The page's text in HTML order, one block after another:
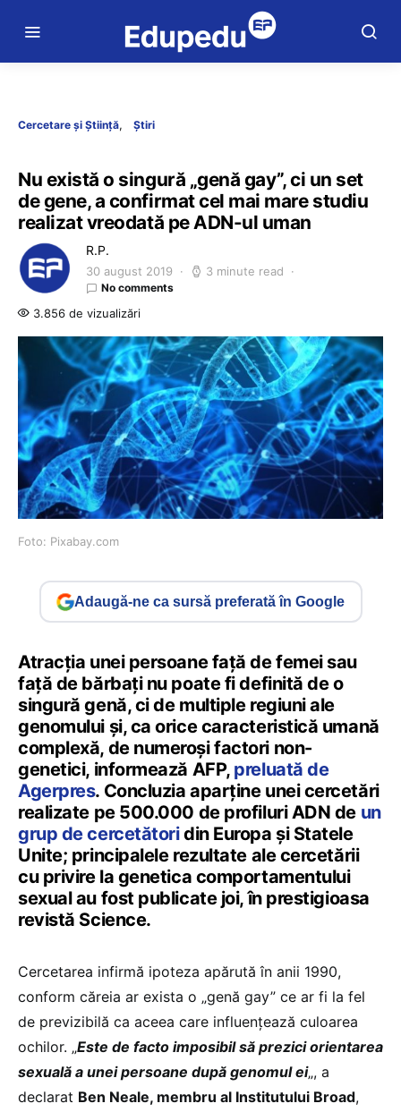
Cercetare și Știință Știri
Nu există o singură „genă gay”, ci un set
de gene, a confirmat cel mai mare studiu
realizat vreodată pe ADN-ul uman
R.P.
30 august 2019 3 minute read
No comments
3.856 de vizualizări
Foto: Pixabay.com
Adaugă-ne ca sursă preferată în Google
Atracția unei persoane față de femei sau
față de bărbați nu poate fi definită de o
singură genă, ci de multiple regiuni ale
genomului și, ca orice caracteristică umană
complexă, de numeroși factori non-
genetici, informează AFP, preluată de
Agerpres. Concluzia aparține unei cercetări
realizate pe 500.000 de profiluri ADN de un
grup de cercetătoridin Europa și Statele
Unite; principalele rezultate ale cercetării
cu privire la genetica comportamentului
sexual au fost publicate joi, în prestigioasa
revistă Science.
Cercetarea infirmă ipoteza apărută în anii 1990,
conform căreia ar exista o „genă gay” ce ar fi la fel
de previzibilă ca aceea care influențează culoarea
ochilor. „Este de facto imposibil să prezici orientarea
sexuală a unei persoane după genomul ei„, a
declarat Ben Neale, membru al Institutului Broad,